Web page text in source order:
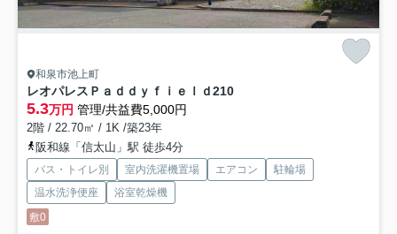
和泉市池上町
レオパレスＰａｄｄｙｆｉｅｌｄ210
5.3万円 管理/共益費5,000円
2階 / 22.70㎡ / 1K /築23年
阪和線「信太山」駅 徒歩4分
バス・トイレ別 室内洗濯機置場 エアコン
駐輪場
温水洗浄便座
浴室乾燥機
敷0